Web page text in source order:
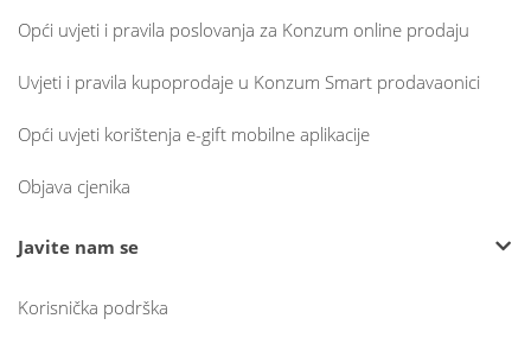
Opći uvjeti i pravila poslovanja za Konzum online prodaju
Uvjeti i pravila kupoprodaje u Konzum Smart prodavaonici
Opći uvjeti korištenja e-gift mobilne aplikacije
Objava cjenika
Javite nam se
Korisnička podrška